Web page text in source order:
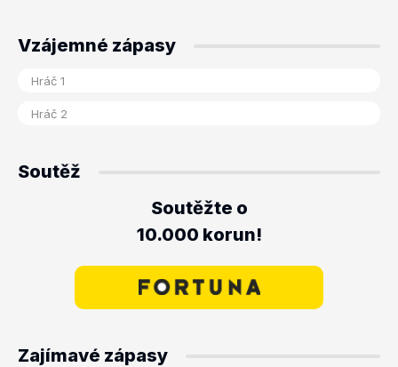
Vzájemné zápasy
Soutěž
Soutěžte o
10.000 korun!
Zajímavé zápasy